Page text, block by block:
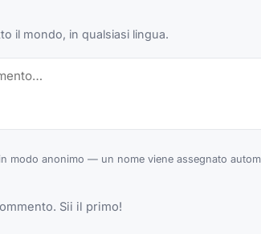
il mondo, in qualsiasi lingua.
modo anonimo — un nome viene assegnato
Sii il primo!